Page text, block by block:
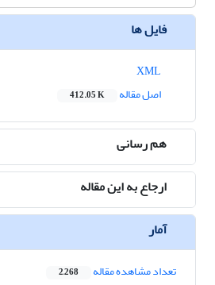
فایل ها
اصل مقاله
412.05 K
هم رسانی
ارجاع به این مقاله
آمار
تعداد مشاهده مقاله 2,268